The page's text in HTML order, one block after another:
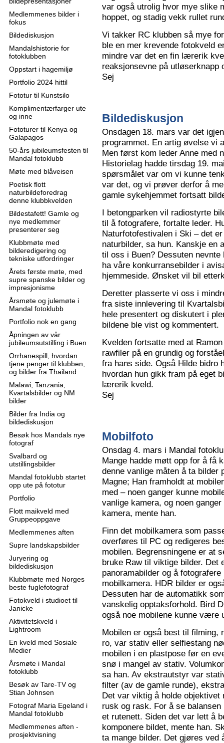
Medlemmenes bilder i
fokus
Bildediskusjon
Mandalshistorie for
fotoklubben
Oppstart i hagemiljø
Portfolio 2024 hittil
Fototur til Kunstsilo
Komplimentærfarger ute
og inne
Fototurer til Kenya og
Galapagos
50-års jubileumsfesten til
Mandal fotoklubb
Møte med blåveisen
Poetisk flott
naturbildeforedrag
denne klubbkvelden
Bildestafett! Gamle og
nye medlemmer
presenterer seg
Klubbmøte med
bilderedigering og
tekniske utfordringer
Årets første møte, med
supre spanske bilder og
impresjonisme
Årsmøte og julemøte i
Mandal fotoklubb
Portfolio nok en gang
Åpningen av vår
jubileumsutstilling i Buen
Orrhanespill, hvordan
tjene penger til klubben,
og bilder fra Thailand
Malawi, Tanzania,
Kvartalsbilder og NM
bilder
Bilder fra India og
bildediskusjon
Besøk hos Mandals nye
fotograf
Svalbard og
utstillingsbilder
Mandal fotoklubb startet
opp ute på fototur
Portfolio
Flott maikveld med
Gruppeoppgave
Medlemmenes aften
Supre landskapsbilder
Juryering og
bildediskusjon
Klubbmøte med Norges
beste fuglefotograf
Fotokveld i studioet til
Janicke
Aktivitetskveld i
Lightroom
En kveld med Sosiale
Medier
Årsmøte i Mandal
fotoklubb
Besøk av Tare-TV og
Stian Johnsen
Fotograf Maria Egeland i
Mandal fotoklubb
Medlemmenes aften -
prosjektvisning
var også utrolig hvor mye slike
hoppet, og stadig vekk rullet
Vi takker RC klubben så mye
ble en mer krevende fotokveld
mindre var det en fin lærerik
reaksjonsevne på utløserknapp
Sej
Bildediskusjon
Onsdagen 18. mars var det
programmet. En artig øvelse vi
Men først kom leder Anne med
Historielag hadde tirsdag 19.
spørsmålet var om vi kunne
var det, og vi prøver derfor å
gamle sykehjemmet fortsatt
I betongparken vil radiostyrte
til å fotografere, fortalte leder.
Naturfotofestivalen i Ski – det
naturbilder, sa hun. Kanskje en
til oss i Buen? Dessuten
ha våre konkurransebilder i
hjemmeside. Ønsket vil bil
Deretter plasserte vi oss i
fra siste innlevering til
hele presentert og diskutert i
bildene ble vist og kommentert.
Kvelden fortsatte med at
rawfiler på en grundig og
fra hans side. Også Hilde bidro
hvordan hun gikk fram på eget
lærerik kveld.
Sej
Mobilfoto
Onsdag 4. mars i Mandal
Mange hadde møtt opp for å få
denne vanlige måten å ta bilder
Magne; Han framholdt at
med – noen ganger kunne
vanlige kamera, og noen
kamera, mente han.
Finn det mobilkamera som
overføres til PC og redigeres
mobilen. Begrensningene er at
bruke Raw til viktige bilder. Det
panoramabilder og å
mobilkamera. HDR bilder er
Dessuten har de automatikk
vanskelig opptaksforhold. Bird
også noe mobilene kunne være
Mobilen er også best til filming,
ro, var stativ eller selfiestang
mobilen i en plastpose før en
snø i mangel av stativ.
sa han. Av ekstrautstyr var
filter (av de gamle runde),
Det var viktig å holde
rusk og rask. For å se
et rutenett. Siden det var lett å
komponere bildet, mente han.
ta mange bilder. Det gjøres ved